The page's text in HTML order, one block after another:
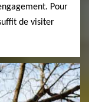
Pour
de visiter